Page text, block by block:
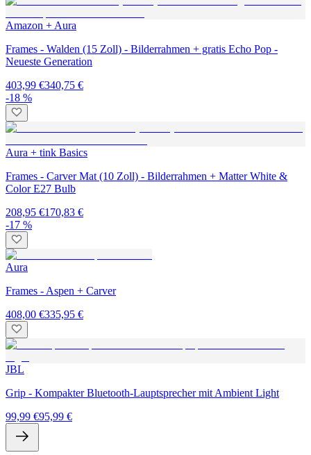
Amazon + Aura
Frames - Walden (15 Zoll) - Bilderrahmen + gratis Echo Pop -
Neueste Generation
403,99 €340,75 €
-18 %
Aura + tink Basics
Frames - Carver Mat (10 Zoll) - Bilderrahmen + Matter White &
Color E27 Bulb
208,95 €170,83 €
-17 %
Aura
Frames - Aspen + Carver
408,00 €335,95 €
JBL
Grip - Kompakter Bluetooth-Lauptsprecher mit Ambient Light
99,99 €95,99 €